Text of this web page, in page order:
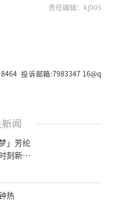
责任编辑：kj005
投诉邮箱:7983347 16@q
闻
」芳纶
刻新篇
热